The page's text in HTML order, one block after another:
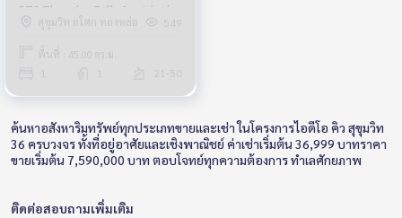
BTS Thonglor Fully furnished
Ready to move in
สุขุมวิท อโศก ทองหล่อ 549
พื้นที่ : 45.00 ตร.ม.
21-50
ค้นหาอสังหาริมทรัพย์ทุกประเภทขายและเช่า ในโครงการไอดีโอ คิว สุขุมวิท
36 ครบวงจร ทั้งที่อยู่อาศัยและเชิงพาณิชย์ ค่าเช่าเริ่มต้น 36,999 บาทราคา
ขายเริ่มต้น 7,590,000 บาท ตอบโจทย์ทุกความต้องการ ทำเลศักยภาพ
ติดต่อสอบถามเพิ่มเติม